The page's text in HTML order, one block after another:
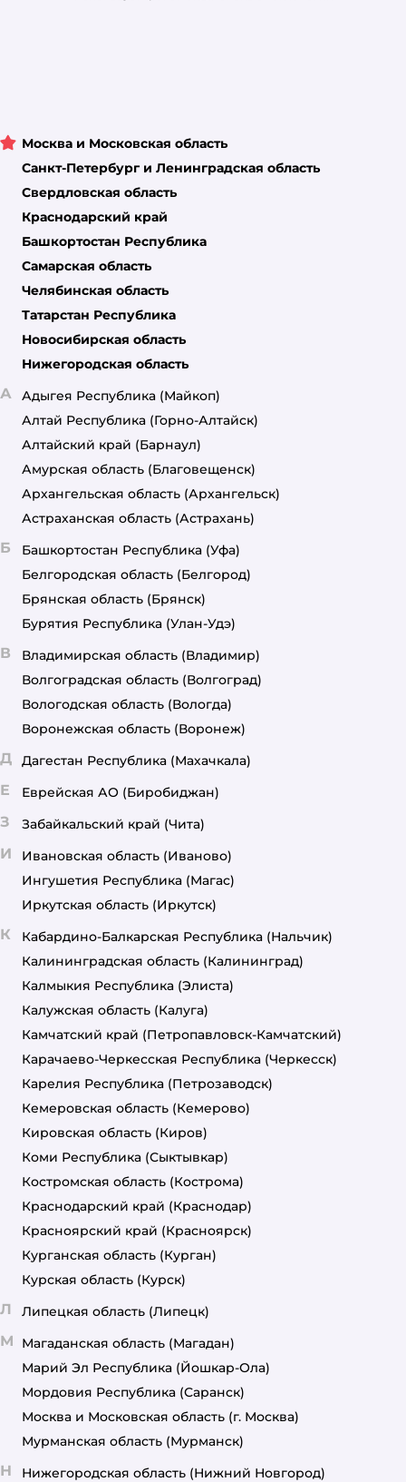
Москва и Московская область
Санкт-Петербург и Ленинградская область
Свердловская область
Краснодарский край
Башкортостан Республика
Самарская область
Челябинская область
Татарстан Республика
Новосибирская область
Нижегородская область
А Адыгея Республика (Майкоп)
Алтай Республика (Горно-Алтайск)
Алтайский край (Барнаул)
Амурская область (Благовещенск)
Архангельская область (Архангельск)
Астраханская область (Астрахань)
Б Башкортостан Республика (Уфа)
Белгородская область (Белгород)
Брянская область (Брянск)
Бурятия Республика (Улан-Удэ)
В Владимирская область (Владимир)
Волгоградская область (Волгоград)
Вологодская область (Вологда)
Воронежская область (Воронеж)
Д Дагестан Республика (Махачкала)
Е Еврейская АО (Биробиджан)
З Забайкальский край (Чита)
И Ивановская область (Иваново)
Ингушетия Республика (Магас)
Иркутская область (Иркутск)
К Кабардино-Балкарская Республика (Нальчик)
Калининградская область (Калининград)
Калмыкия Республика (Элиста)
Калужская область (Калуга)
Камчатский край (Петропавловск-Камчатский)
Карачаево-Черкесская Республика (Черкесск)
Карелия Республика (Петрозаводск)
Кемеровская область (Кемерово)
Кировская область (Киров)
Коми Республика (Сыктывкар)
Костромская область (Кострома)
Краснодарский край (Краснодар)
Красноярский край (Красноярск)
Курганская область (Курган)
Курская область (Курск)
Л Липецкая область (Липецк)
М Магаданская область (Магадан)
Марий Эл Республика (Йошкар-Ола)
Мордовия Республика (Саранск)
Москва и Московская область (г. Москва)
Мурманская область (Мурманск)
Н Нижегородская область (Нижний Новгород)